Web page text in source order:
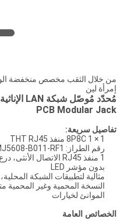
إمرأة لين
PCB Modular Jack
تفاصيل سريعة:
8P8C 1 × 1 منفذ THT RJ45
رقم الطراز: MJ5608-B011-RF1
1 منفذ RJ45 الاتصال الأنثى، درع، السكن الأسود
بدون مؤشر LED
مثالية لتطبيقات الشبكة
النسخة المحمية وغير
الموانئ لخيارات
الخصائص العامة